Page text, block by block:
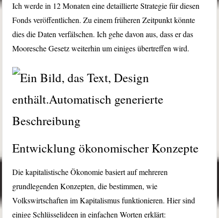
Ich werde in 12 Monaten eine detaillierte Strategie für diesen
Fonds veröffentlichen. Zu einem früheren Zeitpunkt könnte
dies die Daten verfälschen. Ich gehe davon aus, dass er das
Mooresche Gesetz weiterhin um einiges übertreffen wird.
Entwicklung ökonomischer Konzepte
Die kapitalistische Ökonomie basiert auf mehreren
grundlegenden Konzepten, die bestimmen, wie
Volkswirtschaften im Kapitalismus funktionieren. Hier sind
einige Schlüsselideen in einfachen Worten erklärt: